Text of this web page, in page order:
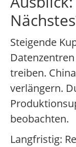
Steigende
treiben.
verlängern.
beobachten.
Langfristig: